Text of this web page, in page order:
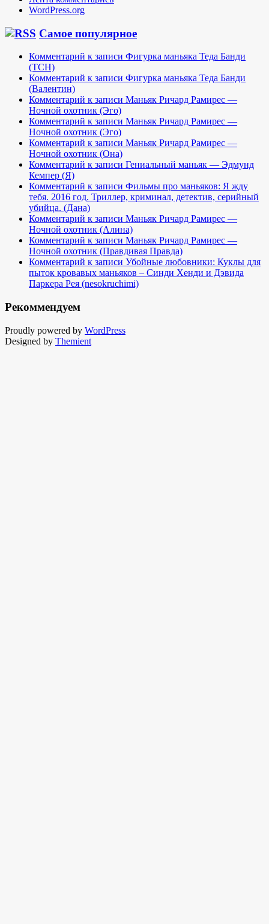
WordPress.org
Самое популярное
Комментарий к записи Фигурка маньяка Теда Банди
(TCH)
Комментарий к записи Фигурка маньяка Теда Банди
(Валентин)
Комментарий к записи Маньяк Ричард Рамирес —
Ночной охотник (Эго)
Комментарий к записи Маньяк Ричард Рамирес —
Ночной охотник (Эго)
Комментарий к записи Маньяк Ричард Рамирес —
Ночной охотник (Она)
Комментарий к записи Гениальный маньяк — Эдмунд
Кемпер (Я)
Комментарий к записи Фильмы про маньяков: Я жду
тебя. 2016 год. Триллер, криминал, детектив, серийный
убийца. (Дана)
Комментарий к записи Маньяк Ричард Рамирес —
Ночной охотник (Алина)
Комментарий к записи Маньяк Ричард Рамирес —
Ночной охотник (Правдивая Правда)
Комментарий к записи Убойные любовники: Куклы для
пыток кровавых маньяков – Синди Хенди и Дэвида
Паркера Рея (nesokruchimi)
Рекоммендуем
Proudly powered by WordPress
Designed by Themient